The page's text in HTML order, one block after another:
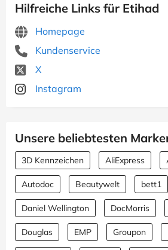
Hilfreiche Links für Etihad
Homepage
Kundenservice
X
Instagram
Unsere beliebtesten
3D Kennzeichen AliExpress
Autodoc Beautywelt bett1
Daniel Wellington DocMorris
Douglas EMP Groupon